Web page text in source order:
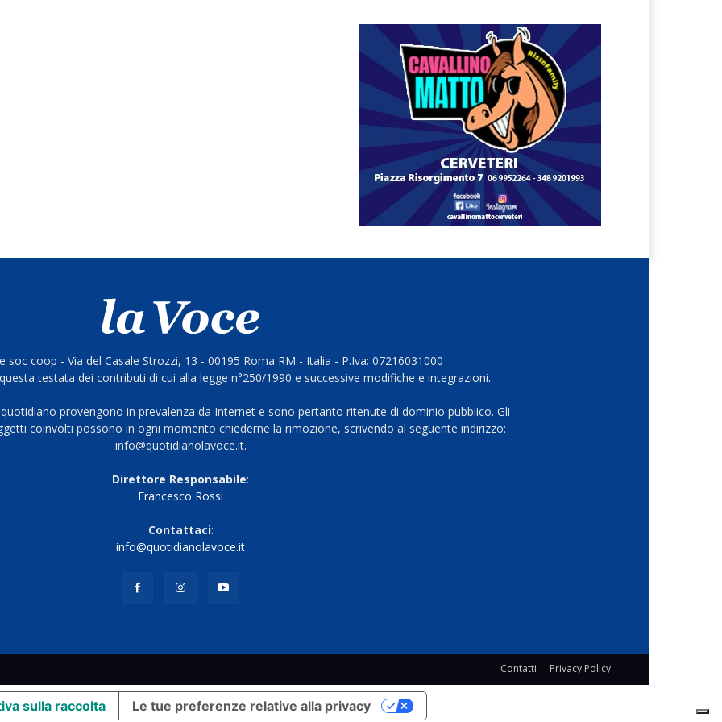
soc coop - Via del Casale Strozzi, 13 - 00195 Roma RM - Italia - P.Iva: 07216031000
testata dei contributi di cui alla legge n°250/1990 e successive modifiche e integrazioni.
provengono in prevalenza da Internet e sono pertanto ritenute di dominio pubblico. Gli
coinvolti possono in ogni momento chiederne la rimozione, scrivendo al seguente indirizzo:
info@quotidianolavoce.it.
Direttore Responsabile:
Francesco Rossi
Contattaci:
info@quotidianolavoce.it
Contatti Privacy Policy
sulla raccolta Le tue preferenze relative alla privacy